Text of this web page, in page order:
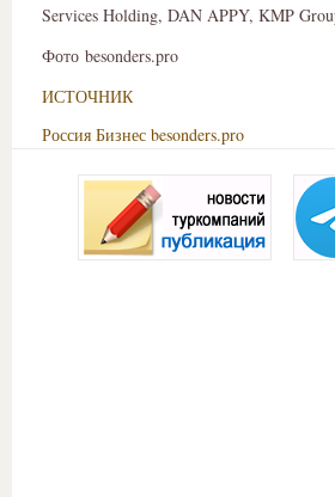
Services Holding, DAN APPY, KMP
Фото besonders.pro
ИСТОЧНИК
Россия Бизнес besonders.pro